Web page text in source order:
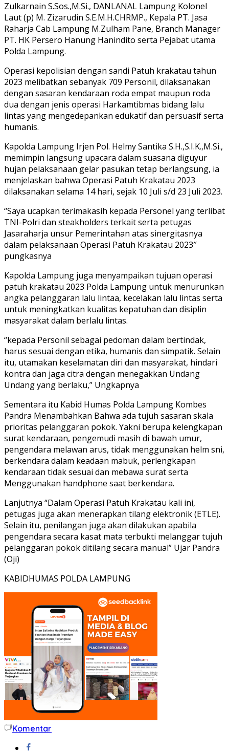
Zulkarnain S.Sos.,M.Si., DANLANAL Lampung Kolonel
Laut (p) M. Zizarudin S.E.M.H.CHRMP., Kepala PT. Jasa
Raharja Cab Lampung M.Zulham Pane, Branch Manager
PT. HK Persero Hanung Hanindito serta Pejabat utama
Polda Lampung.
Operasi kepolisian dengan sandi Patuh krakatau tahun
2023 melibatkan sebanyak 709 Personil, dilaksanakan
dengan sasaran kendaraan roda empat maupun roda
dua dengan jenis operasi Harkamtibmas bidang lalu
lintas yang mengedepankan edukatif dan persuasif serta
humanis.
Kapolda Lampung Irjen Pol. Helmy Santika S.H.,S.I.K.,M.Si.,
memimpin langsung upacara dalam suasana diguyur
hujan pelaksanaan gelar pasukan tetap berlangsung, ia
menjelaskan bahwa Operasi Patuh Krakatau 2023
dilaksanakan selama 14 hari, sejak 10 Juli s/d 23 Juli 2023.
“Saya ucapkan terimakasih kepada Personel yang terlibat
TNI-Polri dan steakholders terkait serta petugas
Jasaraharja unsur Pemerintahan atas sinergitasnya
dalam pelaksanaan Operasi Patuh Krakatau 2023″
pungkasnya
Kapolda Lampung juga menyampaikan tujuan operasi
patuh krakatau 2023 Polda Lampung untuk menurunkan
angka pelanggaran lalu lintaa, kecelakan lalu lintas serta
untuk meningkatkan kualitas kepatuhan dan disiplin
masyarakat dalam berlalu lintas.
“kepada Personil sebagai pedoman dalam bertindak,
harus sesuai dengan etika, humanis dan simpatik. Selain
itu, utamakan keselamatan diri dan masyarakat, hindari
kontra dan jaga citra dengan menegakkan Undang
Undang yang berlaku,” Ungkapnya
Sementara itu Kabid Humas Polda Lampung Kombes
Pandra Menambahkan Bahwa ada tujuh sasaran skala
prioritas pelanggaran pokok. Yakni berupa kelengkapan
surat kendaraan, pengemudi masih di bawah umur,
pengendara melawan arus, tidak menggunakan helm sni,
berkendara dalam keadaan mabuk, perlengkapan
kendaraan tidak sesuai dan mebawa surat serta
Menggunakan handphone saat berkendara.
Lanjutnya “Dalam Operasi Patuh Krakatau kali ini,
petugas juga akan menerapkan tilang elektronik (ETLE).
Selain itu, penilangan juga akan dilakukan apabila
pengendara secara kasat mata terbukti melanggar tujuh
pelanggaran pokok ditilang secara manual” Ujar Pandra
(Oji)
KABIDHUMAS POLDA LAMPUNG
Komentar